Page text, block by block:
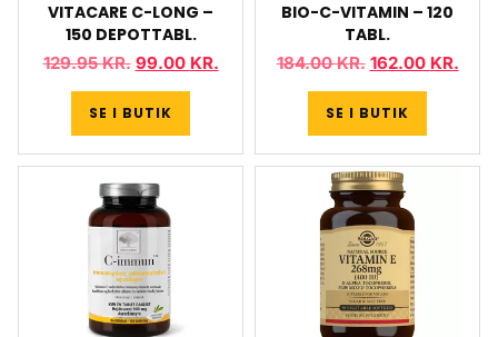
VITACARE C-LONG –
150 DEPOTTABL.
129.95KR. 99.00 KR.
SE I BUTIK
BIO-C-VITAMIN – 120
TABL.
184.00KR. 162.00 KR.
SE I BUTIK